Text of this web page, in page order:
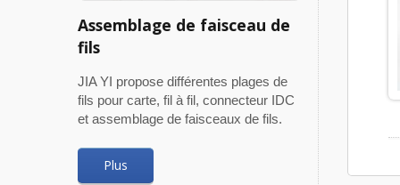
Assemblage de faisceau de
fils
JIA YI propose différentes plages de
fils pour carte, fil à fil, connecteur IDC
et assemblage de faisceaux de fils.
Plus